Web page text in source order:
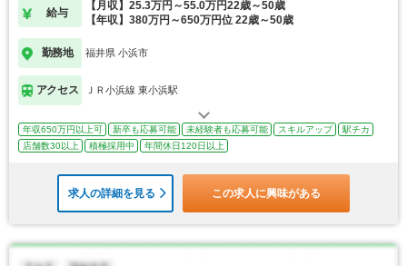
給与
【月収】25.3万円～55.0万円22歳～50歳
【年収】380万円～650万円位 22歳～50歳
勤務地 福井県 小浜市
アクセス ＪＲ小浜線 東小浜駅
年収650万円以上可 新卒も応募可能 未経験者も応募可能 スキルアップ
駅チカ
店舗数30以上
積極採用中 年間休日120日以上
求人の詳細を見る この求人に興味がある